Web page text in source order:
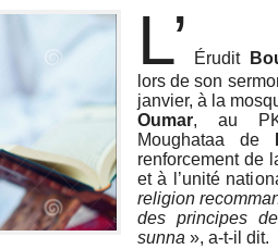
L’ Érudit
lors de son
janvier, à la
Oumar, au
Moughataa de
renforcement de
et à l’unité
religion
des principes
sunna », a-t-il dit.